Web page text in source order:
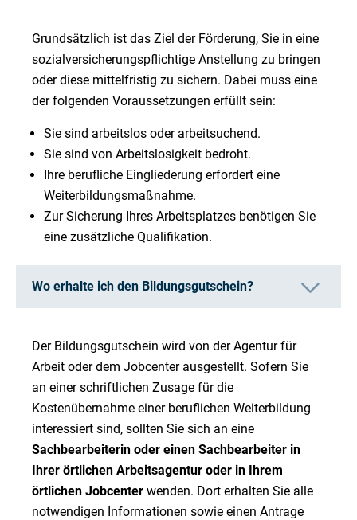
Grundsätzlich ist das Ziel der Förderung, Sie in eine
sozialversicherungspflichtige Anstellung zu bringen
oder diese mittelfristig zu sichern. Dabei muss eine
der folgenden Voraussetzungen erfüllt sein:
Sie sind arbeitslos oder arbeitsuchend.
Sie sind von Arbeitslosigkeit bedroht.
Ihre berufliche Eingliederung erfordert eine
Weiterbildungsmaßnahme.
Zur Sicherung Ihres Arbeitsplatzes benötigen Sie
eine zusätzliche Qualifikation.
Wo erhalte ich den Bildungsgutschein?
Der Bildungsgutschein wird von der Agentur für
Arbeit oder dem Jobcenter ausgestellt. Sofern Sie
an einer schriftlichen Zusage für die
Kostenübernahme einer beruflichen Weiterbildung
interessiert sind, sollten Sie sich an eine
Sachbearbeiterin oder einen Sachbearbeiter in
Ihrer örtlichen Arbeitsagentur oder in Ihrem
örtlichen Jobcenter wenden. Dort erhalten Sie alle
notwendigen Informationen sowie einen Antrage